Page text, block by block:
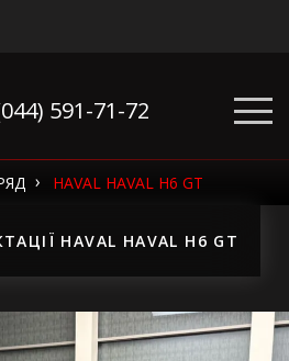
591-71-72
› HAVAL HAVAL H6 GT
HAVAL HAVAL H6 GT